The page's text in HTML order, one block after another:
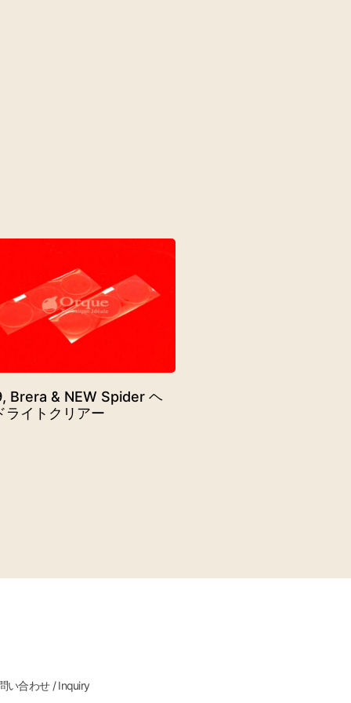
Brera & NEW Spider ヘ
ライトクリアー
い合わせ / Inquiry